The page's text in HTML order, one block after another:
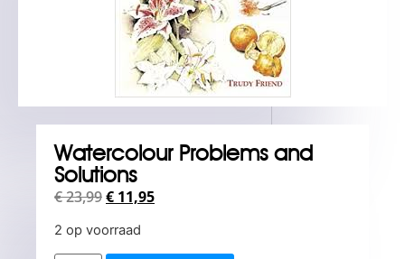
Watercolour Problems and
Solutions
€23,99€ 11,95
2 op voorraad